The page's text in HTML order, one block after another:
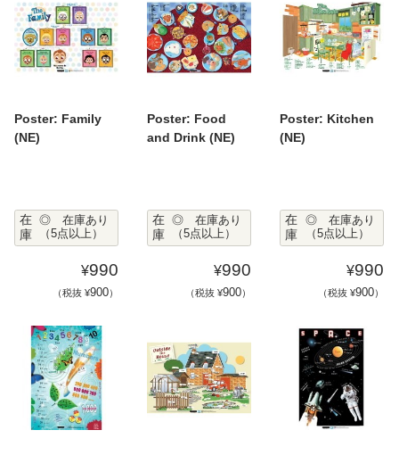
Poster: Family
(NE)
在
庫
◎ 在庫あり
（5点以上）
¥990
（税抜 ¥900）
Poster: Food
and Drink (NE)
在
庫
◎ 在庫あり
（5点以上）
¥990
（税抜 ¥900）
Poster: Kitchen
(NE)
在
庫
◎ 在庫あり
（5点以上）
¥990
（税抜 ¥900）